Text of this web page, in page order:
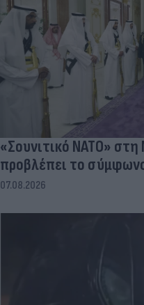
«Σουνιτικό ΝΑΤΟ»
προβλέπει το
07.08.2026